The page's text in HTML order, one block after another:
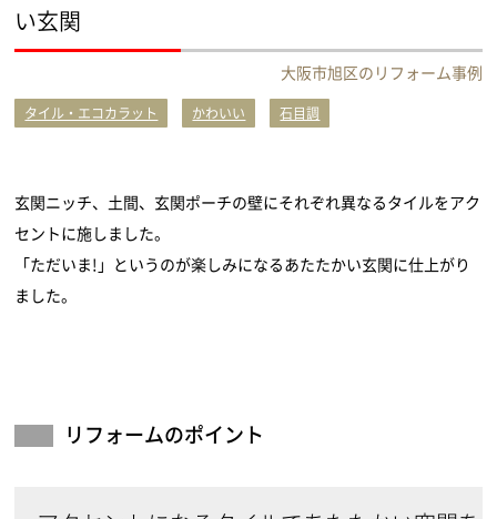
い玄関
大阪市旭区のリフォーム事例
タイル・エコカラット かわいい 石目調
玄関ニッチ、土間、玄関ポーチの壁にそれぞれ異なるタイルをアク
セントに施しました。
「ただいま!」というのが楽しみになるあたたかい玄関に仕上がり
ました。
リフォームのポイント